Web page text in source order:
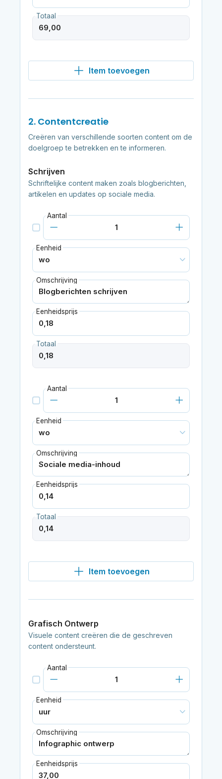
Totaal
Item toevoegen
2. Contentcreatie
Creëren van verschillende soorten content om de
doelgroep te betrekken en te informeren.
Schrijven
Schriftelijke content maken zoals blogberichten,
artikelen en updates op sociale media.
Aantal
Eenheid
Omschrijving
Eenheidsprijs
Totaal
Aantal
Eenheid
Omschrijving
Eenheidsprijs
Totaal
Item toevoegen
Grafisch Ontwerp
Visuele content creëren die de geschreven
content ondersteunt.
Aantal
Eenheid
Omschrijving
Eenheidsprijs